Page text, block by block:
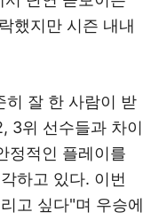
했지만 시즌 내내
히 잘 한 사람이 받
3위 선수들과 차이
정적인 플레이를
하고 있다. 이번
고 싶다"며 우승에